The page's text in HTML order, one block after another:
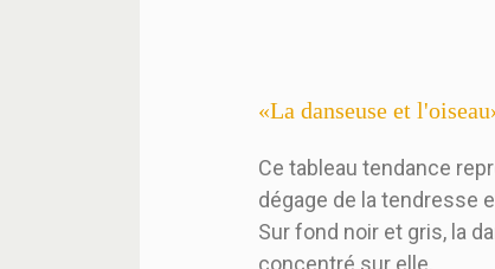
«La danseuse et
Ce tableau tendance
dégage de la tendresse
Sur fond noir et gris, la
concentré sur elle.